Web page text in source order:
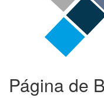
Página de